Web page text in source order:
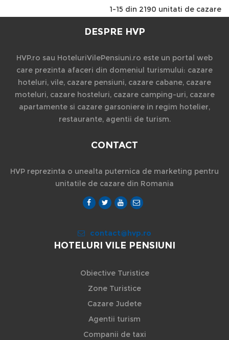
1-15 din 2190 unitati de cazare
DESPRE HVP
HVP.ro sau HoteluriVilePensiuni.ro este un portal web
care prezinta afaceri din domeniul turismului: cazare
hoteluri, vile, cazare pensiuni, cazare cabane, cazare
moteluri, cazare hosteluri, cazare camping-uri, cazare
apartamente si cazare garsoniere in regim hotelier,
restaurante, agentii de turism.
CONTACT
HVP reprezinta o unealta puternica de marketing pentru
unitatile de cazare din Romania
contact@hvp.ro
HOTELURI VILE PENSIUNI
Obiective Turistice
Zone Turistice
Cazare Judete
Agentii turism
Companii de taxi